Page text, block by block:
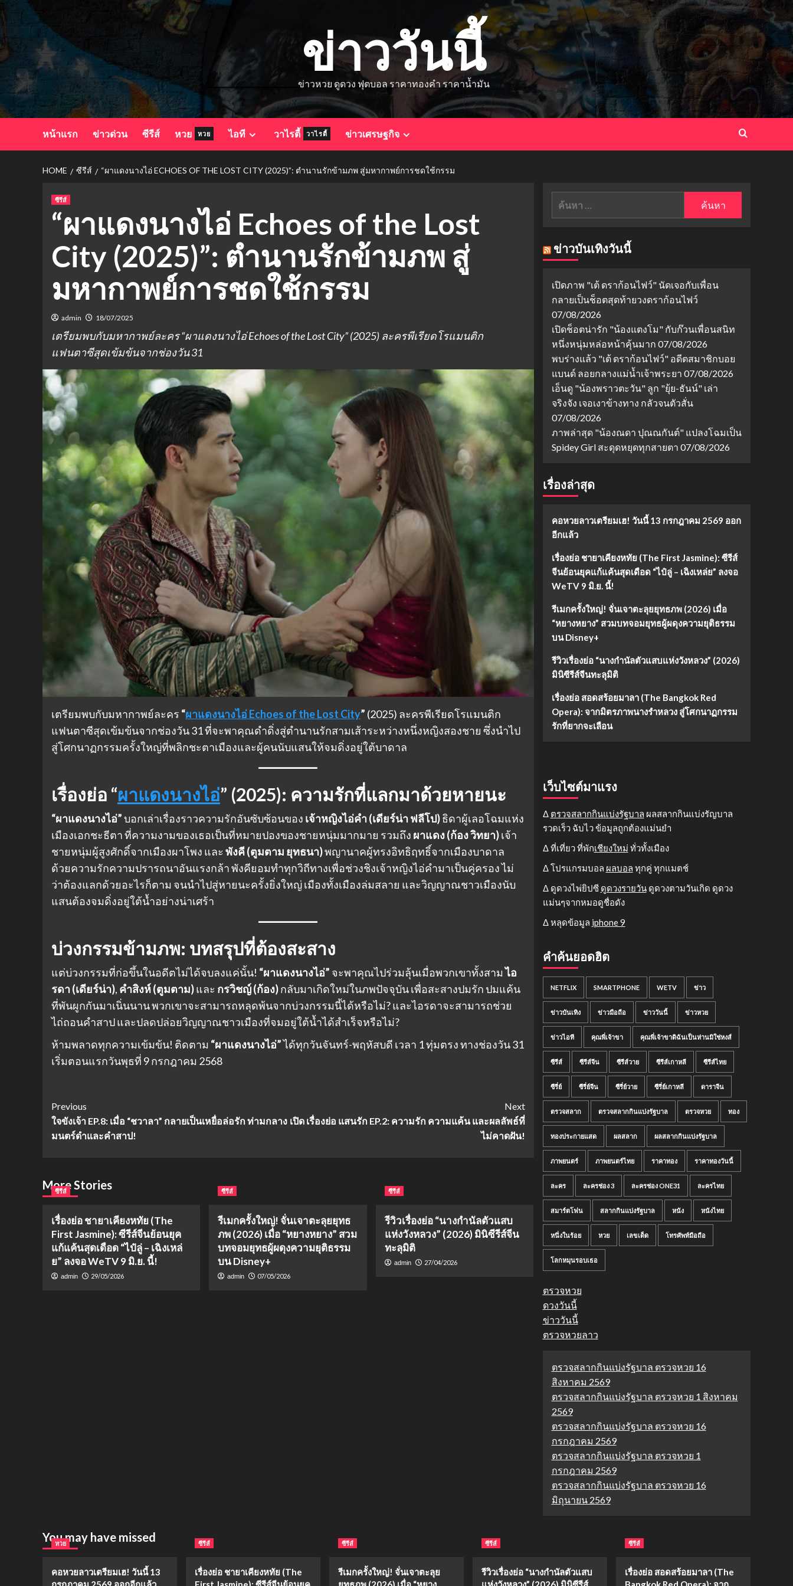
to
content
ข่าววันนี้
ข่าวหวย ดูดวง ฟุตบอล ราคาทองคำ ราคาน้ำมัน
หน้าแรก ข่าวด่วน ซีรีส์ หวย หวย ไอที วาไรตี้ วาไรตี้ ข่าวเศรษฐกิจ
HOME ซีรีส์ “ผาแดงนางไอ่ ECHOES OF THE LOST CITY (2025)”: ตำนานรักข้ามภพ สู่มหากาพย์การชดใช้กรรม
ซีรีส์
“ผาแดงนางไอ่ Echoes of the Lost
City (2025)”: ตำนานรักข้ามภพ สู่
มหากาพย์การชดใช้กรรม
admin 18/07/2025
เตรียมพบกับมหากาพย์ละคร “ผาแดงนางไอ่ Echoes of the Lost City” (2025) ละครพีเรียดโรแมนติก
แฟนตาซีสุดเข้มข้นจากช่องวัน 31
เตรียมพบกับมหากาพย์ละคร “ผาแดงนางไอ่ Echoes of the Lost City” (2025) ละครพีเรียดโรแมนติก
แฟนตาซีสุดเข้มข้นจากช่องวัน 31 ที่จะพาคุณดำดิ่งสู่ตำนานรักสามเส้าระหว่างหนึ่งหญิงสองชาย ซึ่งนำไป
สู่โศกนาฏกรรมครั้งใหญ่ที่พลิกชะตาเมืองและผู้คนนับแสนให้จมดิ่งอยู่ใต้บาดาล
เรื่องย่อ “ผาแดงนางไอ่” (2025): ความรักที่แลกมาด้วยหายนะ
“ผาแดงนางไอ่”บอกเล่าเรื่องราวความรักอันซับซ้อนของ เจ้าหญิงไอ่คำ (เดียร์น่า ฟลีโป)ธิดาผู้เลอโฉมแห่ง
เมืองเอกชะธีตา ที่ความงามของเธอเป็นที่หมายปองของชายหนุ่มมากมาย รวมถึง ผาแดง (ก้อง วิทยา)เจ้า
ชายหนุ่มผู้สูงศักดิ์จากเมืองผาโพง และ พังคี (ตูมตาม ยุทธนา)พญานาคผู้ทรงอิทธิฤทธิ์จากเมืองบาดาล
ด้วยความรักความปรารถนาอันแรงกล้า พังคียอมทำทุกวิถีทางเพื่อช่วงชิงเจ้าหญิงไอ่คำมาเป็นคู่ครอง ไม่
ว่าต้องแลกด้วยอะไรก็ตาม จนนำไปสู่หายนะครั้งยิ่งใหญ่ เมืองทั้งเมืองล่มสลาย และวิญญาณชาวเมืองนับ
แสนต้องจมดิ่งอยู่ใต้น้ำอย่างน่าเศร้า
บ่วงกรรมข้ามภพ: บทสรุปที่ต้องสะสาง
แต่บ่วงกรรมที่ก่อขึ้นในอดีตไม่ได้จบลงแค่นั้น! “ผาแดงนางไอ่” จะพาคุณไปร่วมลุ้นเมื่อพวกเขาทั้งสามไอ
รดา (เดียร์น่า), คำสิงห์ (ตูมตาม)และ กรวิชญ์ (ก้อง)กลับมาเกิดใหม่ในภพปัจจุบัน เพื่อสะสางปมรัก ปมแค้น
ที่พันผูกกันมาเนิ่นนาน พวกเขาจะสามารถหลุดพ้นจากบ่วงกรรมนี้ได้หรือไม่? และไอรดาจะสามารถช่วย
ไถ่ถอนคำสาป และปลดปล่อยวิญญาณชาวเมืองที่จมอยู่ใต้น้ำได้สำเร็จหรือไม่?
ห้ามพลาดทุกความเข้มข้น! ติดตาม “ผาแดงนางไอ่”ได้ทุกวันจันทร์-พฤหัสบดี เวลา 1 ทุ่มตรง ทางช่องวัน 31
เริ่มตอนแรกวันพุธที่ 9 กรกฎาคม 2568
Post
Navigation
Previous
ใจขังเจ้า EP.8: เมื่อ “ชวาลา” กลายเป็นเหยื่อล่อรัก ท่ามกลาง
มนตร์ดำและคำสาป!
Next
เปิด เรื่องย่อ แสนรัก EP.2: ความรัก ความแค้น และผลลัพธ์ที่
ไม่คาดฝัน!
More Stories
ซีรีส์
เรื่องย่อ ชายาเคียงหทัย (The
First Jasmine): ซีรีส์จีนย้อนยุค
แก้แค้นสุดเดือด “ไป๋ลู่ – เฉิงเหล่
ย” ลงจอ WeTV 9 มิ.ย. นี้!
admin 29/05/2026
ซีรีส์
รีเมกครั้งใหญ่! จั่นเจาตะลุยยุทธ
ภพ (2026) เมื่อ “หยางหยาง” สวม
บทจอมยุทธผู้ผดุงความยุติธรรม
บน Disney+
admin 07/05/2026
ซีรีส์
รีวิวเรื่องย่อ “นางกำนัลตัวแสบ
แห่งวังหลวง” (2026) มินิซีรีส์จีน
ทะลุมิติ
admin 27/04/2026
ค้นหา
ข่าวบันเทิงวันนี้
เปิดภาพ "เต้ ดราก้อนไฟว์" นัดเจอกับเพื่อน
กลายเป็นช็อตสุดท้ายวงดราก้อนไฟว์
07/08/2026
เปิดช็อตน่ารัก "น้องแตงโม" กับก๊วนเพื่อนสนิท
หนึ่งหนุ่มหล่อหน้าคุ้นมาก 07/08/2026
พบร่างแล้ว "เต้ ดราก้อนไฟว์" อดีตสมาชิกบอย
แบนด์ ลอยกลางแม่น้ำเจ้าพระยา 07/08/2026
เอ็นดู "น้องพราวตะวัน" ลูก "ยุ้ย-ธันน์" เล่า
จริงจัง เจอเงาข้างทาง กลัวจนตัวสั่น
07/08/2026
ภาพล่าสุด "น้องณดา ปุณณกันต์" แปลงโฉมเป็น
Spidey Girl สะดุดหยุดทุกสายตา 07/08/2026
เรื่องล่าสุด
คอหวยลาวเตรียมเฮ! วันนี้ 13 กรกฎาคม 2569 ออก
อีกแล้ว
เรื่องย่อ ชายาเคียงหทัย (The First Jasmine): ซีรีส์
จีนย้อนยุคแก้แค้นสุดเดือด “ไป๋ลู่ – เฉิงเหล่ย” ลงจอ
WeTV 9 มิ.ย. นี้!
รีเมกครั้งใหญ่! จั่นเจาตะลุยยุทธภพ (2026) เมื่อ
“หยางหยาง” สวมบทจอมยุทธผู้ผดุงความยุติธรรม
บน Disney+
รีวิวเรื่องย่อ “นางกำนัลตัวแสบแห่งวังหลวง” (2026)
มินิซีรีส์จีนทะลุมิติ
เรื่องย่อ สอดสร้อยมาลา (The Bangkok Red
Opera): จากมิตรภาพนางรำหลวง สู่โศกนาฏกรรม
รักที่ยากจะเลือน
เว็บไซต์มาแรง
Δ ตรวจสลากกินแบ่งรัฐบาล ผลสลากกินแบ่งรัญบาล
รวดเร็ว ฉับไว ข้อมูลถูกต้องแม่นยำ
Δ ที่เที่ยว ที่พักเชียงใหม่ ทั่วทั้งเมือง
Δ โปรแกรมบอล ผลบอล ทุกคู่ ทุกแมตช์
Δ ดูดวงไพ่ยิปซี ดูดวงรายวันดูดวงตามวันเกิด ดูดวง
แม่นๆจากหมอดูชื่อดัง
Δ หลุดข้อมูล iphone 9
คำค้นยอดฮิต
NETFLIX SMARTPHONE WETV ข่าว
ข่าวบันเทิง ข่าวมือถือ ข่าววันนี้ ข่าวหวย
ข่าวไอที คุณพี่เจ้าขา คุณพี่เจ้าขาดิฉันเป็นห่านมิใช่หงส์
ซีรีส์ ซีรีส์จีน ซีรีส์วาย ซีรีส์เกาหลี ซีรีส์ไทย
ซีรี่ย์ ซีรี่ย์จีน ซีรี่ย์วาย ซีรี่ย์เกาหลี ดาราจีน
ตรวจสลาก ตรวจสลากกินแบ่งรัฐบาล ตรวจหวย ทอง
ทองประกายแสด ผลสลาก ผลสลากกินแบ่งรัฐบาล
ภาพยนตร์ ภาพยนตร์ไทย ราคาทอง ราคาทองวันนี้
ละคร ละครช่อง 3 ละครช่อง ONE31 ละครไทย
สมาร์ตโฟน สลากกินแบ่งรัฐบาล หนัง หนังไทย
หนึ่งในร้อย หวย เลขเด็ด โทรศัพท์มือถือ
โลกหมุนรอบเธอ
ตรวจหวย
ดวงวันนี้
ข่าววันนี้
ตรวจหวยลาว
ตรวจสลากกินแบ่งรัฐบาล ตรวจหวย 16
สิงหาคม 2569
ตรวจสลากกินแบ่งรัฐบาล ตรวจหวย 1 สิงหาคม
2569
ตรวจสลากกินแบ่งรัฐบาล ตรวจหวย 16
กรกฎาคม 2569
ตรวจสลากกินแบ่งรัฐบาล ตรวจหวย 1
กรกฎาคม 2569
ตรวจสลากกินแบ่งรัฐบาล ตรวจหวย 16
มิถุนายน 2569
You may have missed
หวย
คอหวยลาวเตรียมเฮ! วันนี้ 13
ซีรีส์
เรื่องย่อ ชายาเคียงหทัย (The
ซีรีส์
รีเมกครั้งใหญ่! จั่นเจาตะลุย
ซีรีส์
รีวิวเรื่องย่อ “นางกำนัลตัวแสบ
ซีรีส์
เรื่องย่อ สอดสร้อยมาลา (The